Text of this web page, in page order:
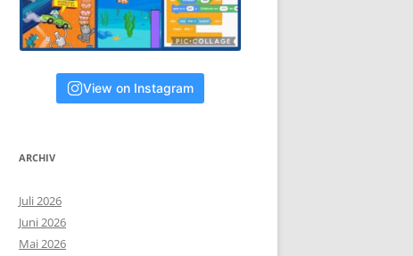
View on Instagram
ARCHIV
Juli 2026
Juni 2026
Mai 2026